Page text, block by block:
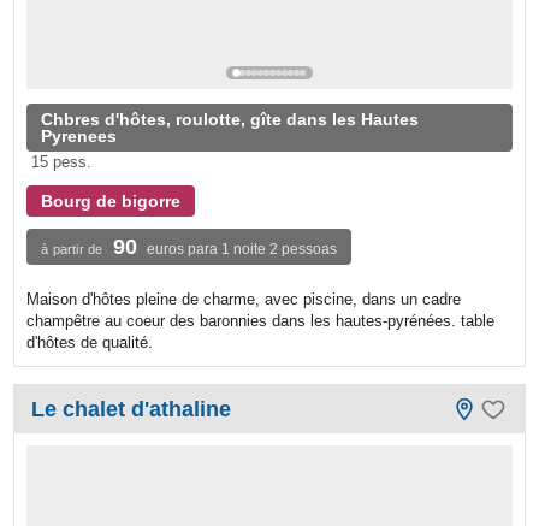
Chbres d'hôtes, roulotte, gîte dans les Hautes
Pyrenees
15 pess.
Bourg de bigorre
à partir de 90 euros para 1 noite 2 pessoas
Maison d'hôtes pleine de charme, avec piscine, dans un cadre
champêtre au coeur des baronnies dans les hautes-pyrénées. table
d'hôtes de qualité.
Le chalet d'athaline